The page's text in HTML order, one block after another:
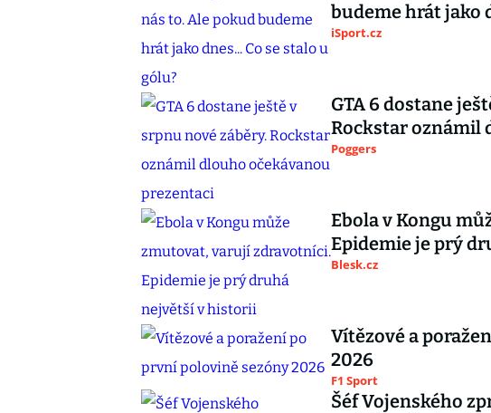
budeme hrát jako
iSport.cz
GTA 6 dostane
Rockstar oznámil
Poggers
Ebola v Kongu
Epidemie je prý
Blesk.cz
Vítězové a
2026
F1 Sport
Šéf Vojenského